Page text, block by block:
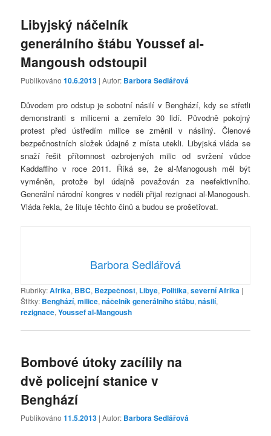
Libyjský náčelník
generálního štábu Youssef al-
Mangoush odstoupil
Publikováno10.6.2013 | Autor: Barbora Sedlářová
Důvodem pro odstup je sobotní násilí v Benghází, kdy se střetli
demonstranti s milicemi a zemřelo 30 lidí. Původně pokojný
protest před ústředím milice se změnil v násilný. Členové
bezpečnostních složek údajně z místa utekli. Libyjská vláda se
snaží řešit přítomnost ozbrojených milic od svržení vůdce
Kaddaffiho v roce 2011. Říká se, že al-Manogoush měl být
vyměněn, protože byl údajně považován za neefektivního.
Generální národní kongres v neděli přijal rezignaci al-Manogoush.
Vláda řekla, že lituje těchto činů a budou se prošetřovat.
Barbora Sedlářová
Rubriky:Afrika, BBC, Bezpečnost, Libye, Politika,severní Afrika |
Štítky: Benghází,milice,náčelník generálního štábu,násilí,
rezignace,Youssef al-Mangoush
Bombové útoky zacílily na
dvě policejní stanice v
Benghází
Publikováno11.5.2013 | Autor: Barbora Sedlářová